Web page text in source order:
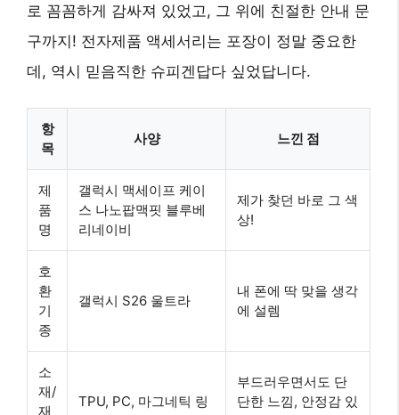
로 꼼꼼하게 감싸져 있었고, 그 위에 친절한 안내 문
구까지! 전자제품 액세서리는 포장이 정말 중요한
데, 역시 믿음직한 슈피겐답다 싶었답니다.
항
목
사양 느낀 점
제
품
명
갤럭시 맥세이프 케이
스 나노팝맥핏 블루베
리네이비
제가 찾던 바로 그 색
상!
호
환
기
종
갤럭시 S26 울트라
내 폰에 딱 맞을 생각
에 설렘
소
재/
재
TPU, PC, 마그네틱 링
부드러우면서도 단
단한 느낌, 안정감 있